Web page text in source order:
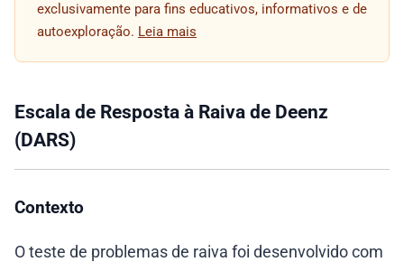
exclusivamente para fins educativos, informativos e de
autoexploração. Leia mais
Escala de Resposta à Raiva de Deenz
(DARS)
Contexto
O teste de problemas de raiva foi desenvolvido com